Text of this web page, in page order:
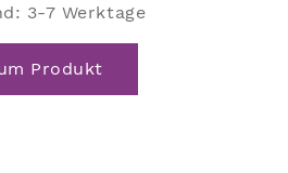
3-7 Werktage
Produkt